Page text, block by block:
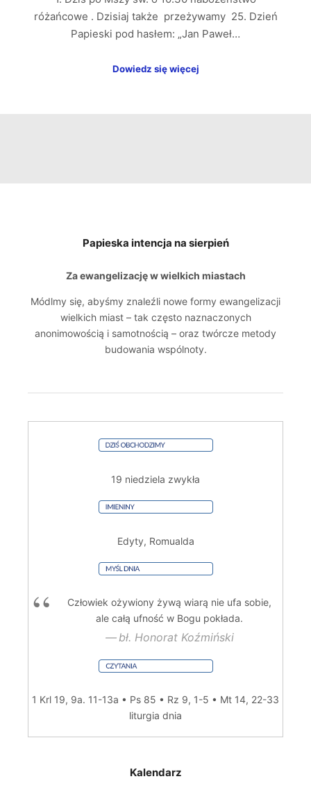
różańcowe . Dzisiaj także przeżywamy 25. Dzień
Papieski pod hasłem: „Jan Paweł…
Dowiedz się więcej
Papieska intencja na sierpień
Za ewangelizację w wielkich miastach
Módlmy się, abyśmy znaleźli nowe formy ewangelizacji
wielkich miast – tak często naznaczonych
anonimowością i samotnością – oraz twórcze metody
budowania wspólnoty.
19 niedziela zwykła
Edyty, Romualda
Człowiek ożywiony żywą wiarą nie ufa sobie,
ale całą ufność w Bogu pokłada.
bł. Honorat Koźmiński
1 Krl 19, 9a. 11-13a • Ps 85 • Rz 9, 1-5 • Mt 14, 22-33
liturgia dnia
Kalendarz